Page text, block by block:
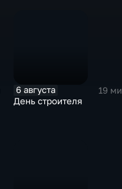
6 августа
19
День строителя